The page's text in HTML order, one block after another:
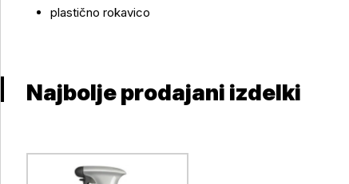
plastično rokavico
Najbolje prodajani izdelki